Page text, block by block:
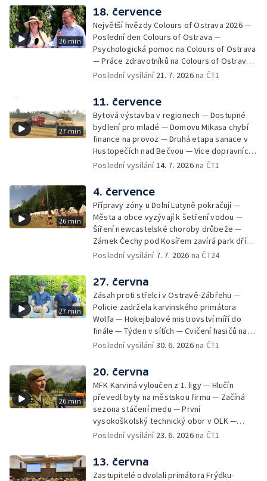
26 min
18. července
Největší hvězdy Colours of Ostrava 2026 —
Poslední den Colours of Ostrava —
Psychologická pomoc na Colours of Ostrava
— Práce zdravotníků na Colours of Ostrava
— Týden v sítích — Umění v době umělé
Poslední vysílání 21. 7. 2026na ČT1
27 min
11. července
Bytová výstavba v regionech — Dostupné
bydlení pro mladé — Domovu Mikasa chybí
finance na provoz — Druhá etapa sanace v
Hustopečích nad Bečvou — Více dopravních
nehod v létě — Týden v sítích — Žně v Česku
Poslední vysílání14. 7. 2026na ČT1
26 min
4. července
Přípravy zóny u Dolní Lutyně pokračují —
Města a obce vyzývají k šetření vodou —
Šíření newcastelské choroby drůbeže —
Zámek Čechy pod Kosířem zavírá park dříve
— Začíná hlavní turistická sezóna v MS kraji
150 let od narození Jana Čapka
Poslední vysílání 7. 7. 2026 na ČT24
27 min
27. června
Zásah proti střelci v Ostravě-Zábřehu —
Policie zadržela karvinského primátora
Wolfa — Hokejbalové mistrovství míří do
finále — Týden v sítích — Cvičení hasičů na
letišti v Mošnově — Od července povinná
Poslední vysílání30. 6. 2026na ČT1
26 min
20. června
MFK Karviná vyloučen z 1. ligy — Hlučín
převedl byty na městskou firmu — Začíná
sezona stáčení medu — První
vysokoškolský technický obor v OLK —
Týden v sítích — Tanky Leopard 2A4
četníka z Liptaňské tragédie
Poslední vysílání 23. 6. 2026na ČT1
13. června
Zastupitelé odvolali primátora Frýdku-